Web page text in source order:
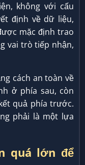
không với cấu
định về dữ liệu,
mặc định trao
vai trò tiếp nhận,
cách an toàn về
ở phía sau, còn
quả phía trước.
phải là một lựa
quá lớn để